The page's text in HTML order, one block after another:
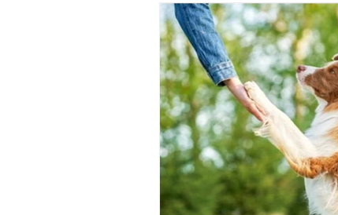
comprendre le comportement